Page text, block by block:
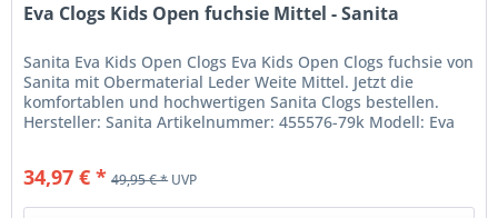
Eva Clogs Kids Open fuchsie Mittel - Sanita
Sanita Eva Kids Open Clogs Eva Kids Open Clogs fuchsie von
Sanita mit Obermaterial Leder Weite Mittel. Jetzt die
komfortablen und hochwertigen Sanita Clogs bestellen.
Hersteller: Sanita Artikelnummer: 455576-79k Modell: Eva
34,97 € * 49,95 € *UVP